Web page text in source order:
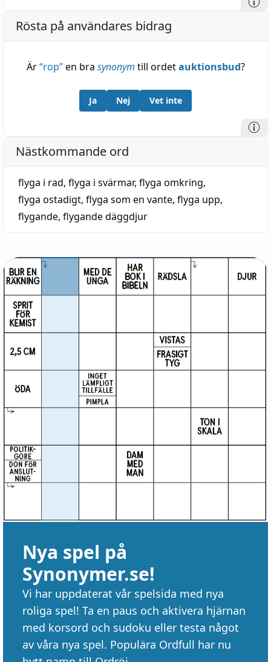
Rösta på användares bidrag
Är“rop”en bra synonym till ordetauktionsbud?
Ja Nej Vet inte
Nästkommande ord
flyga i rad, flyga i svärmar, flyga omkring,
flyga ostadigt, flyga som en vante, flyga upp,
flygande, flygande däggdjur
Nya spel på
Synonymer.se!
Vi har uppdaterat vår spelsida med nya
roliga spel! Ta en paus och aktivera hjärnan
med korsord och sudoku eller testa något
av våra nya spel. Populära Ordfull har nu